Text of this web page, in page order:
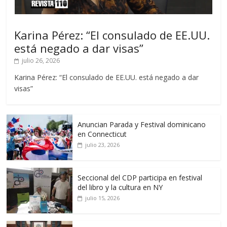
Karina Pérez: “El consulado de EE.UU.
está negado a dar visas”
julio 26, 2026
Karina Pérez: “El consulado de EE.UU. está negado a dar
visas”
Anuncian Parada y Festival dominicano
en Connecticut
julio 23, 2026
Seccional del CDP participa en festival
del libro y la cultura en NY
julio 15, 2026